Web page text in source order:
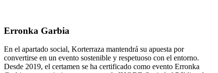
Erronka Garbia
En el apartado social, Korterraza mantendrá su apuesta por
convertirse en un evento sostenible y respetuoso con el entorno.
Desde 2019, el certamen se ha certificado como evento Erronka